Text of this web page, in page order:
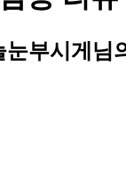
부시게님